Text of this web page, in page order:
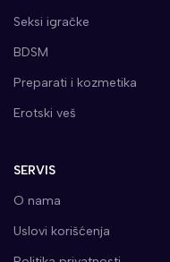
Seksi igračke
BDSM
Preparati i kozmetika
Erotski veš
SERVIS
O nama
Uslovi korišćenja